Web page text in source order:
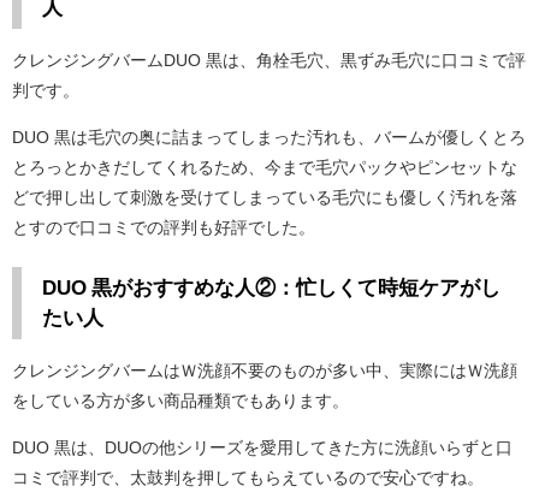
人
クレンジングバームDUO 黒は、角栓毛穴、黒ずみ毛穴に口コミで評
判です。
DUO 黒は毛穴の奥に詰まってしまった汚れも、バームが優しくとろ
とろっとかきだしてくれるため、今まで毛穴パックやピンセットな
どで押し出して刺激を受けてしまっている毛穴にも優しく汚れを落
とすので口コミでの評判も好評でした。
DUO 黒がおすすめな人②：忙しくて時短ケアがし
たい人
クレンジングバームはＷ洗顔不要のものが多い中、実際にはＷ洗顔
をしている方が多い商品種類でもあります。
DUO 黒は、DUOの他シリーズを愛用してきた方に洗顔いらずと口
コミで評判で、太鼓判を押してもらえているので安心ですね。